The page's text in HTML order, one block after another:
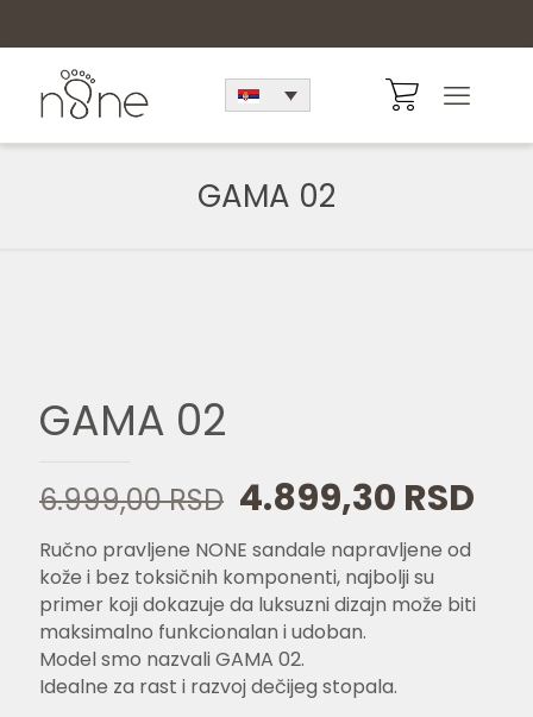
GAMA 02
GAMA 02
6.999,00RSD Originalna
cena
je
bila:
6.999,00 RSD.
4.899,30 RSD
Ručno pravljene NONE sandale napravljene od
kože i bez toksičnih komponenti, najbolji su
primer koji dokazuje da luksuzni dizajn može biti
maksimalno funkcionalan i udoban.
Model smo nazvali GAMA 02.
Idealne za rast i razvoj dečijeg stopala.